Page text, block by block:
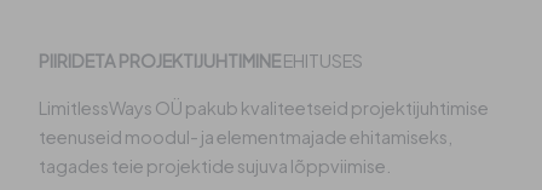
PIIRIDETA PROJEKTIJUHTIMINEEHITUSES
LimitlessWays OÜ pakub kvaliteetseid projektijuhtimise
teenuseid moodul- ja elementmajade ehitamiseks,
tagades teie projektide sujuva lõppviimise.